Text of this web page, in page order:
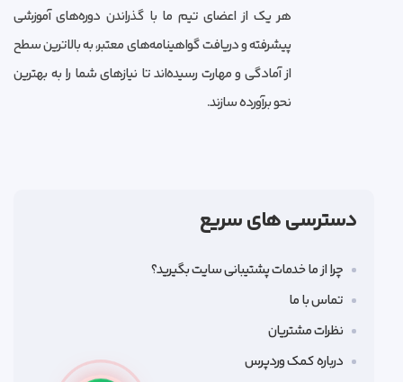
هر یک از اعضای تیم ما با گذراندن دوره‌های آموزشی
پیشرفته و دریافت گواهینامه‌های معتبر، به بالاترین سطح
از آمادگی و مهارت رسیده‌اند تا نیازهای شما را به بهترین
نحو برآورده سازند.
دسترسی های سریع
چرا از ما خدمات پشتیبانی سایت بگیرید؟
تماس با ما
نظرات مشتریان
درباره کمک وردپرس